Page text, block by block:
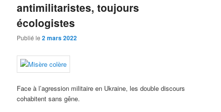
antimilitaristes, toujours
écologistes
Publié le2 mars 2022
Face à l’agression militaire en Ukraine, les double discours
cohabitent sans gêne.